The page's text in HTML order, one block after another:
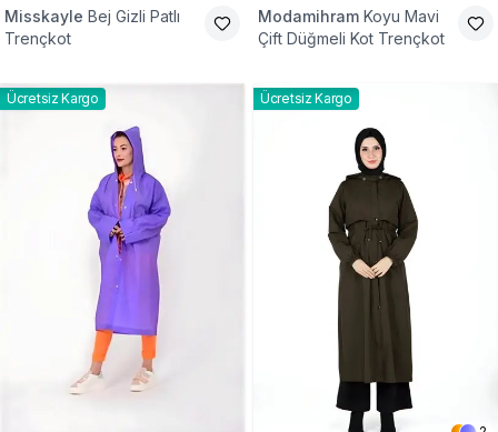
Misskayle Bej Gizli Patlı
Trençkot
Modamihram Koyu Mavi
Çift Düğmeli Kot Trençkot
Ücretsiz Kargo Ücretsiz Kargo